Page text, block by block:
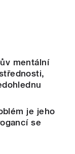
mentální
je jeho
se